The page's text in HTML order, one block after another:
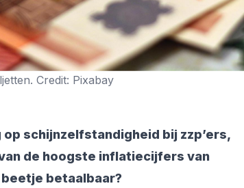
Credit: Pixabay
schijnzelfstandigheid bij zzp’ers,
de hoogste inflatiecijfers van
betaalbaar?